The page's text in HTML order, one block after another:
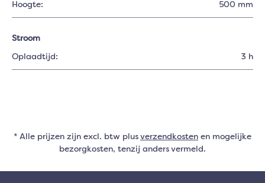
Hoogte: 500 mm
Stroom
Oplaadtijd: 3 h
* Alle prijzen zijn excl. btw plus verzendkosten en mogelijke
bezorgkosten, tenzij anders vermeld.